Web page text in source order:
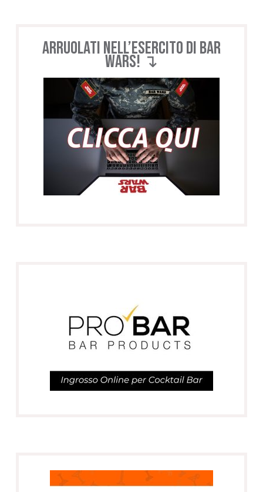
Arruolati nell’esercito di BAR
WARS! ↴